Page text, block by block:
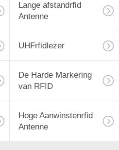
Lange afstandrfid
Antenne
UHFrfidlezer
De Harde Markering
van RFID
Hoge Aanwinstenrfid
Antenne